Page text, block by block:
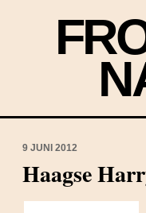
9 JUNI 2012
Haagse